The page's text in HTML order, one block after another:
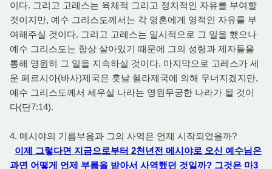
이다. 그리고 고레스는 육체적 그리고 정치적인 자유를 부여할
것이지만, 예수 그리스도께서는 각 영혼에게 영적인 자유를 부
여해주실 것이다. 그리고 고레스는 일시적으로 그 일을 했으나
예수 그리스도는 항상 살아있기 때문에 그의 성령과 제자들을
통해 영원히 그 일을 지속하실 것이다. 마지막으로 고레스가 세
운 페르시아(바사)제국은 훗날 헬라제국에 의해 무너지겠지만,
예수 그리스도께서 세우실 나라는 영원무궁한 나라가 될 것이
다(단7:14).
4. 메시야의 기름부음과 그의 사역은 언제 시작되었을까?
이제 그렇다면 지금으로부터 2천년전 메시야로 오신 예수님은
과연 어떻게 언제 부름을 받아서 사역했던 것일까? 그것은 마3